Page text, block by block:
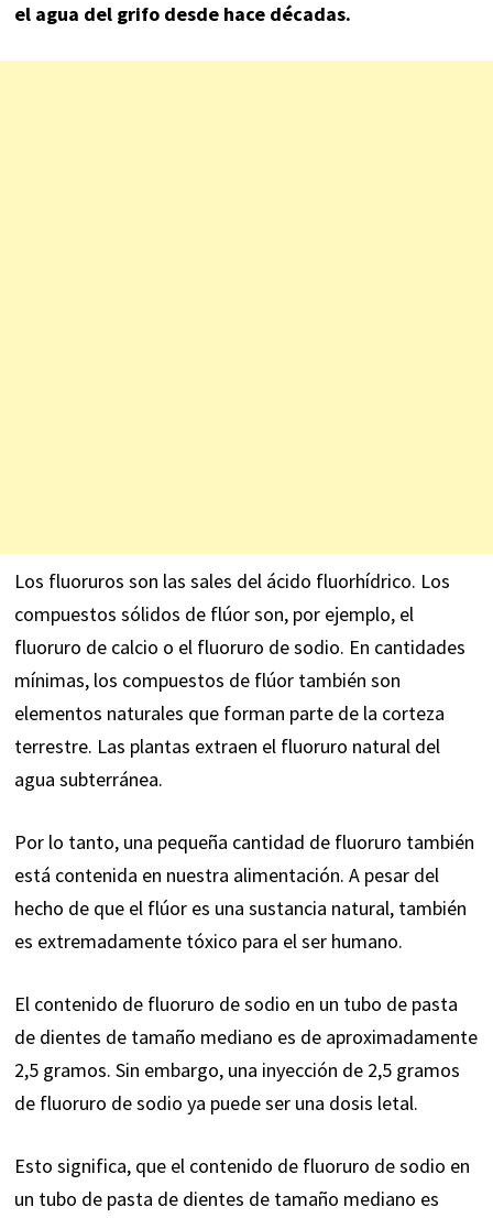
el agua del grifo desde hace décadas.
Los fluoruros son las sales del ácido fluorhídrico. Los
compuestos sólidos de flúor son, por ejemplo, el
fluoruro de calcio o el fluoruro de sodio. En cantidades
mínimas, los compuestos de flúor también son
elementos naturales que forman parte de la corteza
terrestre. Las plantas extraen el fluoruro natural del
agua subterránea.
Por lo tanto, una pequeña cantidad de fluoruro también
está contenida en nuestra alimentación. A pesar del
hecho de que el flúor es una sustancia natural, también
es extremadamente tóxico para el ser humano.
El contenido de fluoruro de sodio en un tubo de pasta
de dientes de tamaño mediano es de aproximadamente
2,5 gramos. Sin embargo, una inyección de 2,5 gramos
de fluoruro de sodio ya puede ser una dosis letal.
Esto significa, que el contenido de fluoruro de sodio en
un tubo de pasta de dientes de tamaño mediano es